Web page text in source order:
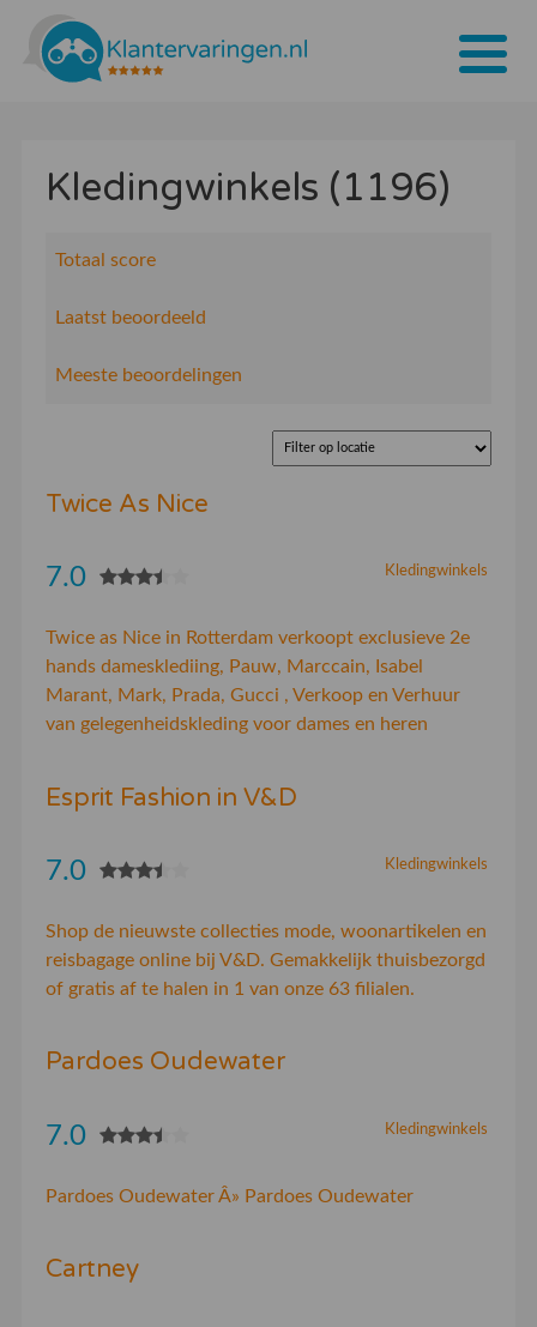
Tarieven
Inloggen
Kledingwinkels (1196)
Totaal score
Laatst beoordeeld
Meeste beoordelingen
Twice As Nice
Kledingwinkels
7.0
Twice as Nice in Rotterdam verkoopt exclusieve 2e
hands damesklediing, Pauw, Marccain, Isabel
Marant, Mark, Prada, Gucci , Verkoop en Verhuur
van gelegenheidskleding voor dames en heren
Esprit Fashion in V&D
Kledingwinkels
7.0
Shop de nieuwste collecties mode, woonartikelen en
reisbagage online bij V&D. Gemakkelijk thuisbezorgd
of gratis af te halen in 1 van onze 63 filialen.
Pardoes Oudewater
Kledingwinkels
7.0
Pardoes Oudewater Â» Pardoes Oudewater
Cartney